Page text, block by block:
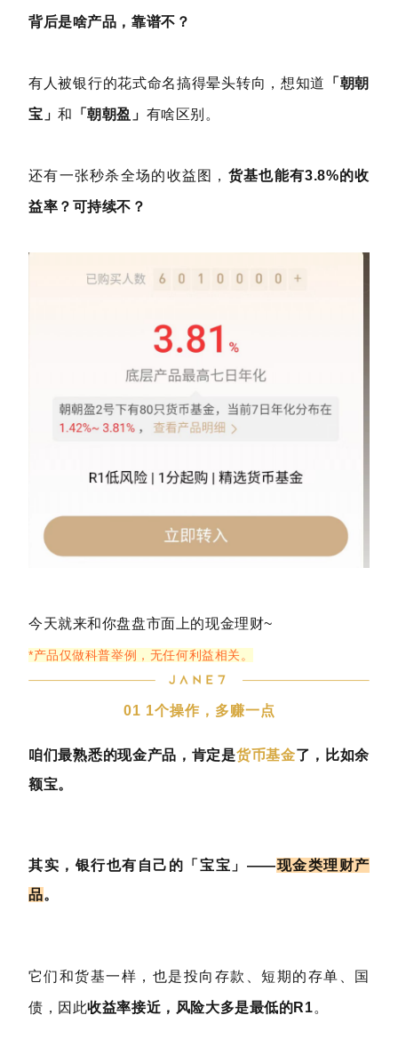
背后是啥产品，靠谱不？
有人被银行的花式命名搞得晕头转向，想知道 「朝朝
宝」和 「朝朝盈」 有啥区别。
还有一张秒杀全场的收益图， 货基也能有3.8%的收
益率？可持续不？
今天就来和你盘盘市面上的现金理财~
*产品仅做科普举例，无任何利益相关。
01 1个操作，多赚一点
咱们最熟悉的现金产品，肯定是货币基金了，比如余
额宝。
其实，银行也有自己的 「宝宝」——现金类理财产
品。
它们和货基一样，也是投向存款、短期的存单、国
债，因此收益率接近，风险大多是最低的R1。